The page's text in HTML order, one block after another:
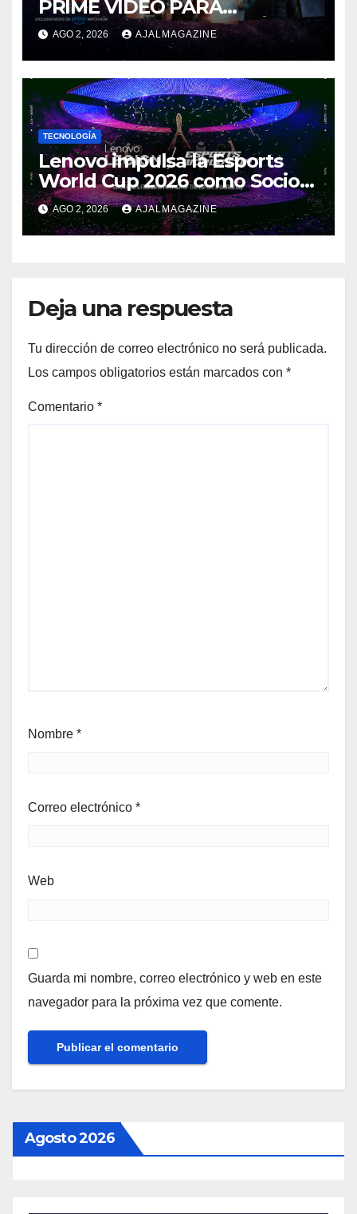
PRIME VIDEO PARA
IMPULSAR EN CASA EL ÉPICO
ESTRENO DE MASTERS OF
THE UNIVERSE
AGO 2, 2026 AJALMAGAZINE
TECNOLOGÍA
Lenovo impulsa la Esports
World Cup 2026 como Socio
Fundador
AGO 2, 2026 AJALMAGAZINE
Deja una respuesta
Tu dirección de correo electrónico no será publicada.
Los campos obligatorios están marcados con *
Comentario *
Nombre *
Correo electrónico *
Web
Guarda mi nombre, correo electrónico y web en este
navegador para la próxima vez que comente.
Agosto 2026